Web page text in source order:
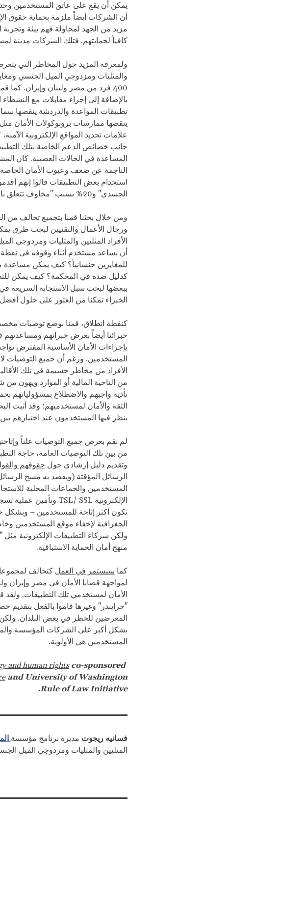
يمكن أن يقع على عاتق المستخدمين
أن الشركات أيضاً ملزمة بحماية حقوق
مزيد من الجهد لمحاولة فهم بيئة
كافياً لحمايتهم. فتلك الشركات مدينة
ولمعرفة المزيد حول المخاطر التي
والمثليات ومزدوجي الميل الجنسي
400 فرد من مصر ولبنان وإيران.
بالإضافة إلى إجراء مقابلات مع
تطبيقات المواعدة والدردشة ينقصها
ينقصها ممارسات بروتوكولات الأمان مثل
علامات تحديد المواقع الإلكترونية
جانب خصائص الدعم الخاصة بتلك
المساعدة في الحالات العصيبة. كان
استخدام بعض التطبيقات قالوا إنهم
الجسدي" و20% بسبب "مخاوف تتعلق بالأمن الإليكتروني".
ومن خلال بحثنا قمنا بتجميع تحالف من
ورجال الأعمال والتقنيين لبحث طرق
الأفراد المثليين والمثليات ومزدوجي
أن يساعد مستخدم أثناء وقوفه في
للمغايرين جنسانياً؟ كيف يمكن مساعدة
كدليل ضده في المحكمة؟ كيف يمكن
ببعضها لبحث سبل الاستجابة السريعة
الخبراء تمكنا من العثور على حلول
كنقطة انطلاق، قمنا بوضع توصيات
خبرائنا أيضاً بعرض خبراتهم
بإجراءات الأمان الأساسية المفترض
المستخدمين. ورغم أن جميع التوصيات لا
الأفراد من مخاطر جسيمة في تلك
من الناحية المالية أو الموارد ويهون
تأدية واجبهم والاضطلاع بمسؤولياتهم
الثقة والأمان لمستخدميهم؛ وقد أثبت
ينظر فيها المستخدمون عند اختيارهم
لم نقم بعرض جميع التوصيات علناً
من بين تلك التوصيات العامة، حاجة
وتقديم دليل إرشادي حول حقوقهم
الرسائل المؤقتة (ويقصد به مسح
المستخدمين والجماعات المحلية
الإلكترونية TSL/ SSL وتأمين عملية
تكون أكثر إتاحة للمستخدمين – وبشكل
الجغرافية لإخفاء موقع المستخدمين
ولكن شركاء التطبيقات الإلكترونية
منهج أمان الحماية الاستباقية.
كما سنستمر في العمل كتحالف
لمواجهة قضايا الأمان في مصر وإيران
الأمان لمستخدمي تلك التطبيقات. ولقد
"جرايندر" وغيرها قاموا بالفعل
المعرضين للخطر في بعض البلدان.
بشكل أكبر على الشركات المؤسسة
المستخدمين هي الأولوية.
This article is part of a series on
and human rightsco-sponsored
and University of Washington
Rule of Law Initiative.
فسانيه ريجوت مديرة برنامج مؤسسة
المثليين والمثليات ومزدوجي الميل